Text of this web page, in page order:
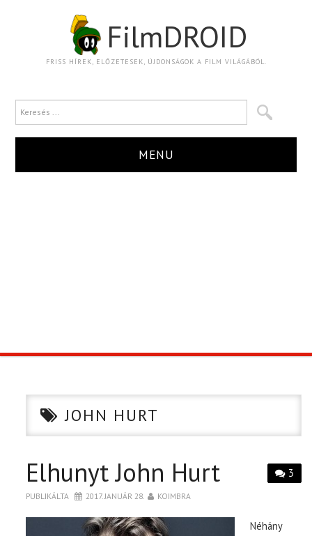
FilmDROID
FRISS HÍREK, ELŐZETESEK, ÚJDONSÁGOK A FILM VILÁGÁBÓL.
MENU
CIKK
PÓLÓ RENDELÉS
JOHN HURT
3
Elhunyt John Hurt
PUBLIKÁLTA 2017. JANUÁR 28. KOIMBRA
Néhány